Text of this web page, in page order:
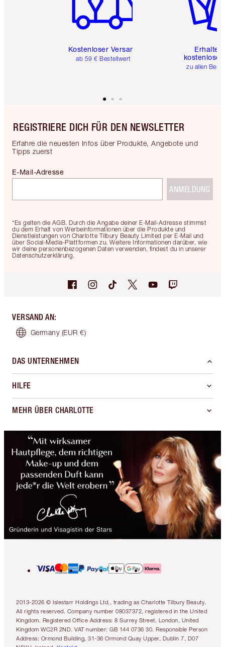
Kostenloser Versand
ab 59 € Bestellwert
Erhalte
kostenlose
zu allen
REGISTRIERE DICH FÜR DEN NEWSLETTER
Erfahre die neuesten Infos über Produkte, Angebote und
Tipps zuerst
*Es gelten die AGB. Durch die Angabe deiner E-Mail-Adresse stimmst
du dem Erhalt von Werbeinformationen über die Produkte und
Dienstleistungen von Charlotte Tilbury Beauty Limited per E-Mail und
über Social-Media-Plattformen zu. Weitere Informationen darüber, wie
wir deine personenbezogenen Daten verwenden, findest du in unserer
Datenschutzerklärung.
E-Mail-Adresse
ANMELDUNG
VERSAND AN:
Germany (EUR €)
DAS UNTERNEHMEN
HILFE
MEHR ÜBER CHARLOTTE
2013-2026 © Islestarr Holdings Ltd., trading as Charlotte Tilbury Beauty.
All rights reserved. Company number 08037372, registered in the United
Kingdom. Registered Office Address: 8 Surrey Street, London, United
Kingdom WC2R 2ND. VAT number: GB 144 0736 30. Responsible Person
Address: Ormond Building, 31-36 Ormond Quay Upper, Dublin 7, D07